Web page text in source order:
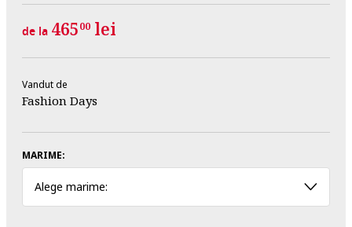
de la 46500 lei
Vandut de
Fashion Days
MARIME:
Alege marime: